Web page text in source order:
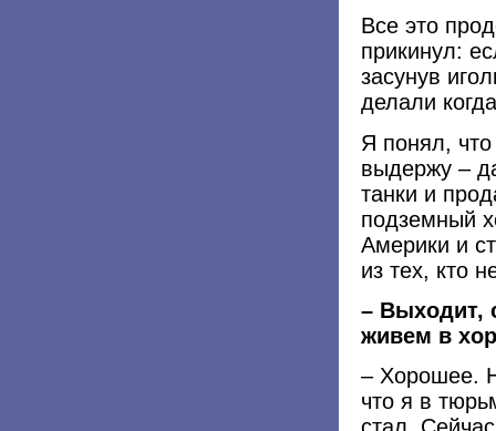
Все это
прикинул:
засунув
делали
Я понял,
выдержу –
танки и
подземный
Америки и
из тех, кто
– Выходит,
живем в
– Хорошее.
что я в